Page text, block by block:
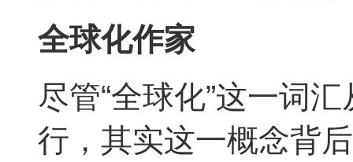
全球化作家
尽管“全球化”这一词
行，其实这一概念背